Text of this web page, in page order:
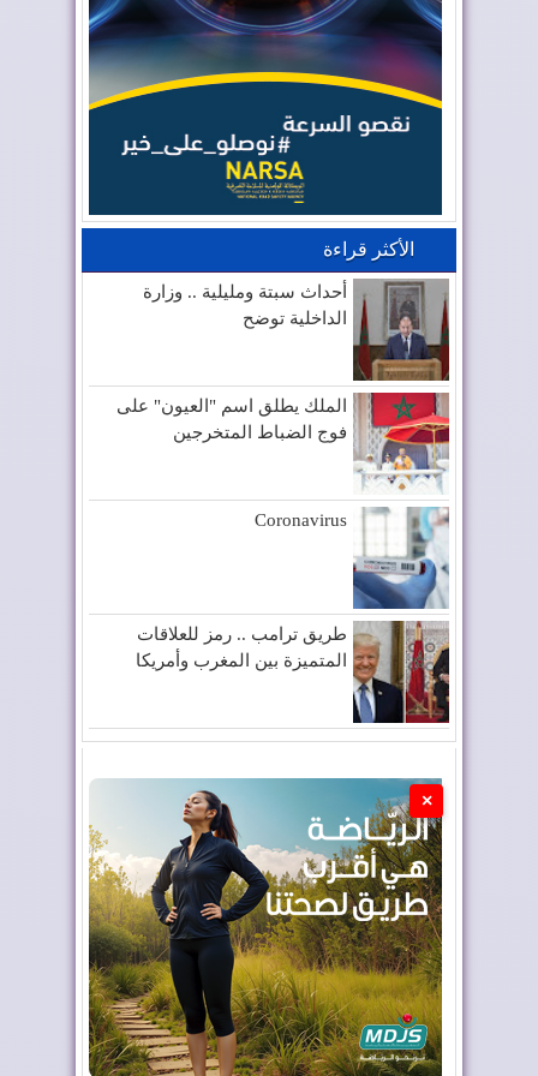
الأكثر قراءة
أحداث سبتة ومليلية .. وزارة
الداخلية توضح
الملك يطلق اسم "العيون" على
فوج الضباط المتخرجين
Coronavirus
طريق ترامب .. رمز للعلاقات
المتميزة بين المغرب وأمريكا
×